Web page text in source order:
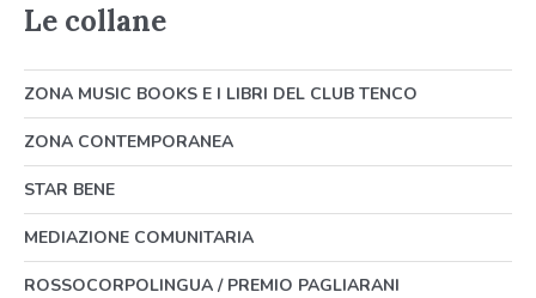
Le collane
ZONA MUSIC BOOKS E I LIBRI DEL CLUB TENCO
ZONA CONTEMPORANEA
STAR BENE
MEDIAZIONE COMUNITARIA
ROSSOCORPOLINGUA / PREMIO PAGLIARANI